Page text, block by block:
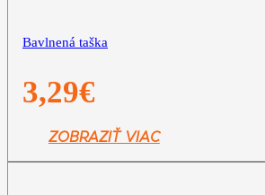
Bavlnená taška
3,29€
ZOBRAZIŤ VIAC